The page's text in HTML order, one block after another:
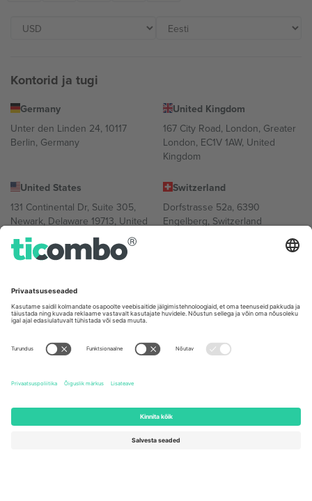
Kontorid ja tugi
Germany
Unter den Linden 24, 10117
Berlin, Germany
United Kingdom
167 City Road, London, Greater
London, EC1V 1AW, United
Kingdom
United States
131 Continental Dr, Suite 305,
Newark, Delaware 19713, United
States
Switzerland
Dorfstrasse 52a, 6390
Engelberg, Switzerland
Regus Sofia City West, bul
Bulgaria
United Arab Emirates
Mexico
Norte, Cuauhtémoc, 06700
Mexico
sündmusest ja/või domeenist. Detailide jaoks vaata konkreetse